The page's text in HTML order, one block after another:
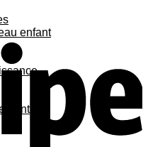
enfant